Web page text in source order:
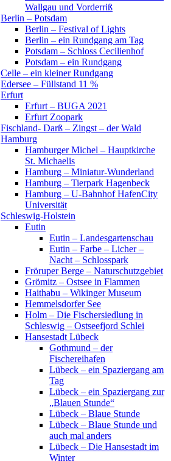
Wallgau und Vorderriß
Berlin – Potsdam
Berlin – Festival of Lights
Berlin – ein Rundgang am Tag
Potsdam – Schloss Cecilienhof
Potsdam – ein Rundgang
Celle – ein kleiner Rundgang
Edersee – Füllstand 11 %
Erfurt
Erfurt – BUGA 2021
Erfurt Zoopark
Fischland- Darß – Zingst – der Wald
Hamburg
Hamburger Michel – Hauptkirche
St. Michaelis
Hamburg – Miniatur-Wunderland
Hamburg – Tierpark Hagenbeck
Hamburg – U-Bahnhof HafenCity
Universität
Schleswig-Holstein
Eutin
Eutin – Landesgartenschau
Eutin – Farbe – Licher –
Nacht – Schlosspark
Fröruper Berge – Naturschutzgebiet
Grömitz – Ostsee in Flammen
Haithabu – Wikinger Museum
Hemmelsdorfer See
Holm – Die Fischersiedlung in
Schleswig – Ostseefjord Schlei
Hansestadt Lübeck
Gothmund – der
Fischereihafen
Lübeck – ein Spaziergang am
Tag
Lübeck – ein Spaziergang zur
„Blauen Stunde“
Lübeck – Blaue Stunde
Lübeck – Blaue Stunde und
auch mal anders
Lübeck – Die Hansestadt im
Winter